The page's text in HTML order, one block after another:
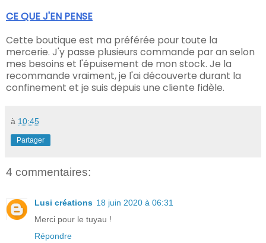
CE QUE J'EN PENSE
Cette boutique est ma préférée pour toute la
mercerie. J'y passe plusieurs commande par an selon
mes besoins et l'épuisement de mon stock. Je la
recommande vraiment, je l'ai découverte durant la
confinement et je suis depuis une cliente fidèle.
à 10:45
Partager
4 commentaires:
Lusi créations 18 juin 2020 à 06:31
Merci pour le tuyau !
Répondre